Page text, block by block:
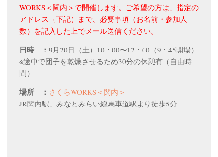
WORKS＜関内＞で開催します。ご希望の方は、指定の
アドレス（下記）まで、必要事項（お名前・参加人
数）を記入した上でメール送信ください。
日時 ： 9月20日（土）10：00〜12：00（9：45開場）
※途中で団子を乾燥させるため30分の休憩有（自由時
間）
場所 ： さくらWORKS＜関内＞
JR関内駅、みなとみらい線馬車道駅より徒歩5分